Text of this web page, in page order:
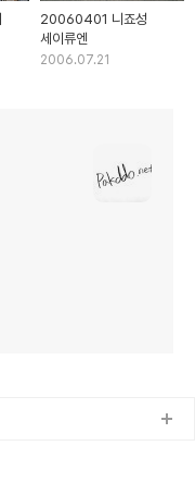
20060401 니죠성
세이류엔
2006.07.21